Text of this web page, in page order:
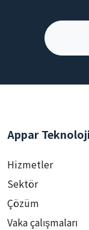
Appar
Hizmetler
Sektör
Çözüm
Vaka çalışmaları